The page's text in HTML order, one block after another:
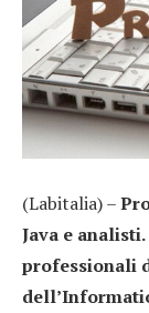
(Labitalia) –
Java e
professionali